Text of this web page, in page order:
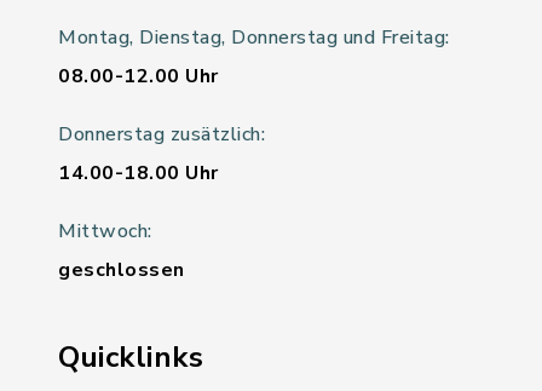
Montag, Dienstag, Donnerstag und Freitag:
08.00-12.00 Uhr
Donnerstag zusätzlich:
14.00-18.00 Uhr
Mittwoch:
geschlossen
Quicklinks